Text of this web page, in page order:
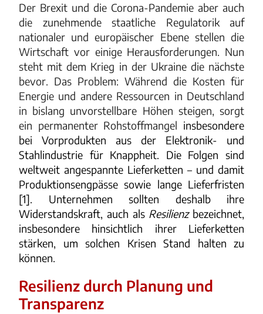
Der Brexit und die Corona-Pandemie aber auch
die zunehmende staatliche Regulatorik auf
nationaler und europäischer Ebene stellen die
Wirtschaft vor einige Herausforderungen. Nun
steht mit dem Krieg in der Ukraine die nächste
bevor. Das Problem: Während die Kosten für
Energie und andere Ressourcen in Deutschland
in bislang unvorstellbare Höhen steigen, sorgt
ein permanenter Rohstoffmangel insbesondere
bei Vorprodukten aus der Elektronik- und
Stahlindustrie für Knappheit. Die Folgen sind
weltweit angespannte Lieferketten – und damit
Produktionsengpässe sowie lange Lieferfristen
[1]. Unternehmen sollten deshalb ihre
Widerstandskraft, auch als Resilienzbezeichnet,
insbesondere hinsichtlich ihrer Lieferketten
stärken, um solchen Krisen Stand halten zu
können.
Resilienz durch Planung und
Transparenz